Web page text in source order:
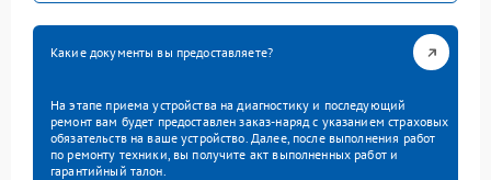
Какие документы вы предоставляете?
На этапе приема устройства на диагностику и последующий
ремонт вам будет предоставлен заказ-наряд с указанием страховых
обязательств на ваше устройство. Далее, после выполнения работ
по ремонту техники, вы получите акт выполненных работ и
гарантийный талон.